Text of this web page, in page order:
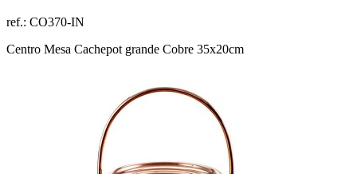
ref.: CO370-IN
Centro Mesa Cachepot grande Cobre 35x20cm